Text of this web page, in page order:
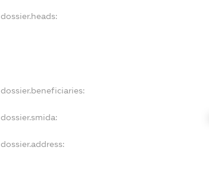
dossier.heads:
dossier.beneficiaries:
dossier.smida:
dossier.address: